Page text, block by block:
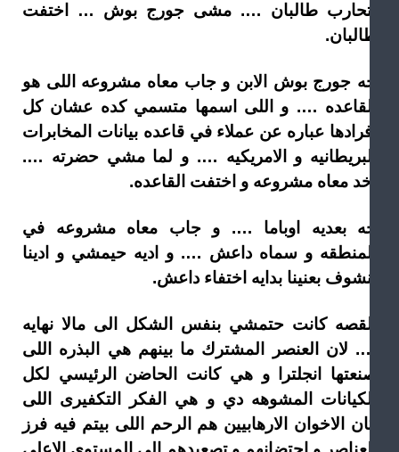
طالبان …. مشى جورج بوش … اختفت
جورج بوش الابن و جاب معاه مشروعه اللى هو
…. و اللى اسمها متسمي كده عشان كل
عباره عن عملاء في قاعده بيانات المخابرات
و الامريكيه …. و لما مشي حضرته ….
معاه مشروعه و اختفت القاعده.
بعديه اوباما …. و جاب معاه مشروعه في
و سماه داعش …. و اديه حيمشي و ادينا
بعنينا بدايه اختفاء داعش.
كانت حتمشي بنفس الشكل الى مالا نهايه
لان العنصر المشترك ما بينهم هي البذره اللى
انجلترا و هي كانت الحاضن الرئيسي لكل
المشوهه دي و هي الفكر التكفيرى اللى
الاخوان الارهابيين هم الرحم اللى بيتم فيه فرز